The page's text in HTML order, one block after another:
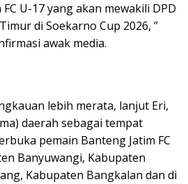
U-17 yang akan mewakili DPD
di Soekarno Cup 2026, ”
awak media.
lebih merata, lanjut Eri,
daerah sebagai tempat
pemain Banteng Jatim FC
Banyuwangi, Kabupaten
Kabupaten Bangkalan dan di